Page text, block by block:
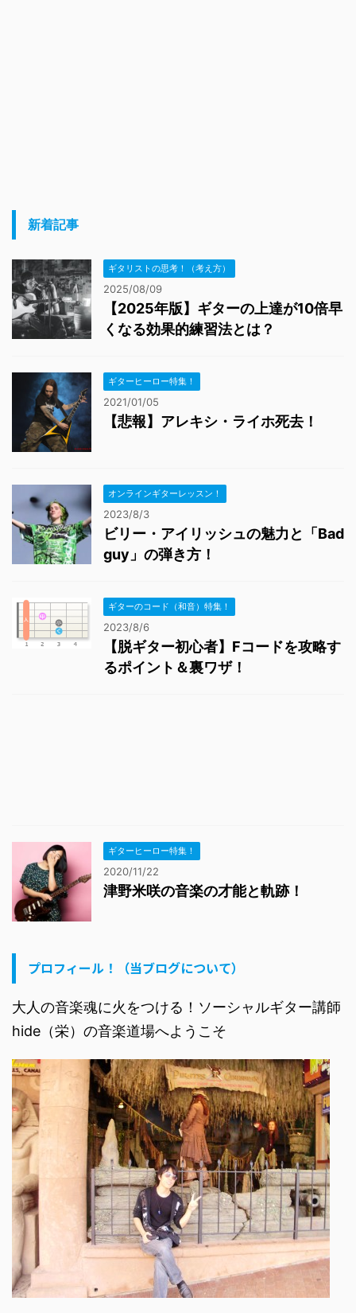
新着記事
ギタリストの思考！（考え方）
2025/08/09
【2025年版】ギターの上達が10倍早
くなる効果的練習法とは？
ギターヒーロー特集！
2021/01/05
【悲報】アレキシ・ライホ死去！
オンラインギターレッスン！
2023/8/3
ビリー・アイリッシュの魅力と「Bad
guy」の弾き方！
ギターのコード（和音）特集！
2023/8/6
【脱ギター初心者】Fコードを攻略す
るポイント＆裏ワザ！
ギターヒーロー特集！
2020/11/22
津野米咲の音楽の才能と軌跡！
プロフィール！（当ブログについて）
大人の音楽魂に火をつける！ソーシャルギター講師
hide（栄）の音楽道場へようこそ